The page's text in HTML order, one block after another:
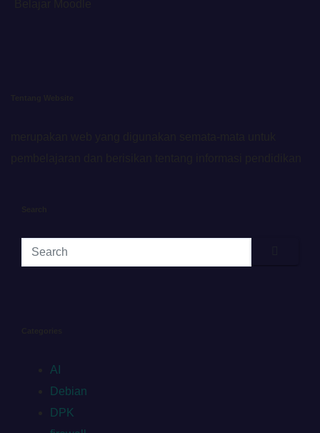
AI
Debian
DPK